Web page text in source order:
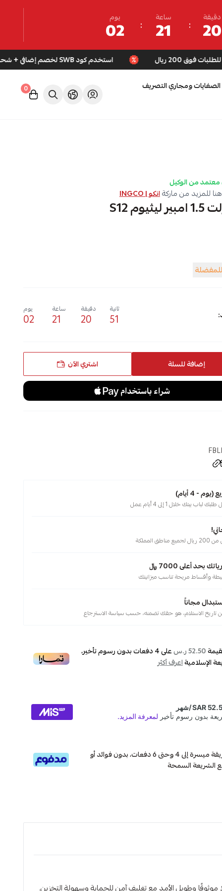
20
دقيقة 21
ساعة 02
يوم
استخدم كود SWB لخصم إضافي + شحن مجاني للطلبات فوق 200 ريال
الصفايات ومجاري التصريف
0
من الوكيل
للمزيد من ماركةانكو | INGCO
49
ثانية
20
دقيقة
21
ساعة
02
يوم
إضافة للسلة اشتري الآن
- 4 أيام)
بيتك خلال 1 إلى 4 أيام عمل
المملكة
بحد أعلى 7000 ﷼
وأقساط مريحة تناسب ميزانيتك
مجاناً
52.50 ر.س على4دفعات بدون رسوم تأخير،
الإسلاميةاعرف أكثر
قسم دفعاتك بطريقة ميسرة إلى 4 وحتى 6 دفعات، بدون فوائد أو
الشريعة السمحة